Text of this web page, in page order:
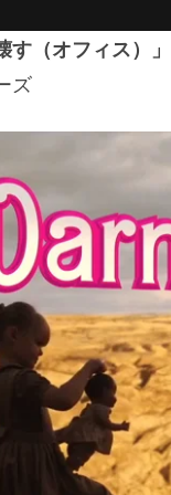
す（オフィス）」
ズ